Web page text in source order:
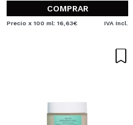
COMPRAR
Precio x 100 ml: 16,63€ IVA Incl.